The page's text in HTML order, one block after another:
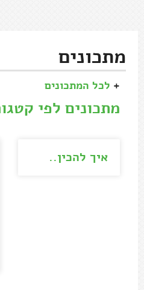
מתכונים
+ לכל המתכונים
מתכונים לפי
איך להכין..